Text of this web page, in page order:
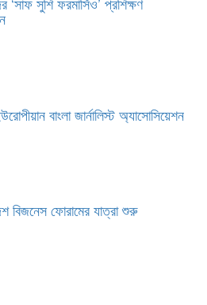
বাংলা জার্নালিস্ট অ্যাসোসিয়েশন
বিজনেস ফোরামের যাত্রা শুরু